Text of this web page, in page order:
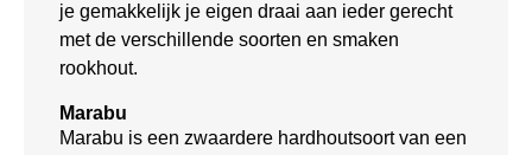
je gemakkelijk je eigen draai aan ieder gerecht
met de verschillende soorten en smaken
rookhout.
Marabu
Marabu is een zwaardere hardhoutsoort van een